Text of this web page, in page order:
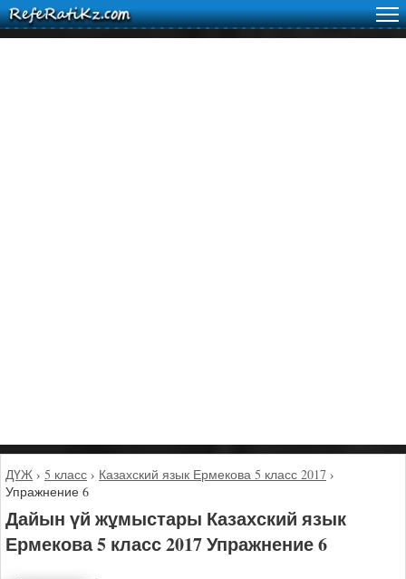
ДҮЖ › 5 класс › Казахский язык Ермекова 5 класс 2017 ›
Упражнение 6
Дайын үй жұмыстары Казахский язык
Ермекова 5 класс 2017 Упражнение 6